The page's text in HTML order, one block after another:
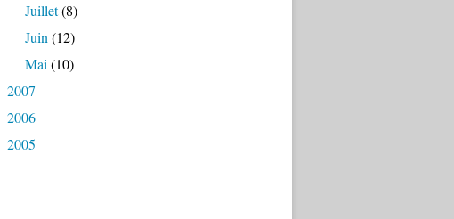
Juillet(8)
Juin (12)
Mai (10)
2007
2006
2005